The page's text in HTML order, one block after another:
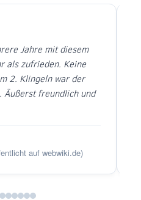
Jahre mit diesem
als zufrieden. Keine
2. Klingeln war der
Äußerst freundlich und
auf webwiki.de)